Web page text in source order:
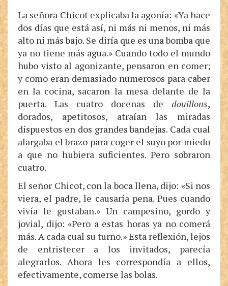
La señora Chicot explicaba la agonía: «Ya hace
dos días que está así, ni más ni menos, ni más
alto ni más bajo. Se diría que es una bomba que
ya no tiene más agua.» Cuando todo el mundo
hubo visto al agonizante, pensaron en comer;
y como eran demasiado numerosos para caber
en la cocina, sacaron la mesa delante de la
puerta. Las cuatro docenas de douillons,
dorados, apetitosos, atraían las miradas
dispuestos en dos grandes bandejas. Cada cual
alargaba el brazo para coger el suyo por miedo
a que no hubiera suficientes. Pero sobraron
cuatro.
El señor Chicot, con la boca llena, dijo: «Si nos
viera, el padre, le causaría pena. Pues cuando
vivía le gustaban.» Un campesino, gordo y
jovial, dijo: «Pero a estas horas ya no comerá
más. A cada cual su turno.» Esta reflexión, lejos
de entristecer a los invitados, parecía
alegrarlos. Ahora les correspondía a ellos,
efectivamente, comerse las bolas.